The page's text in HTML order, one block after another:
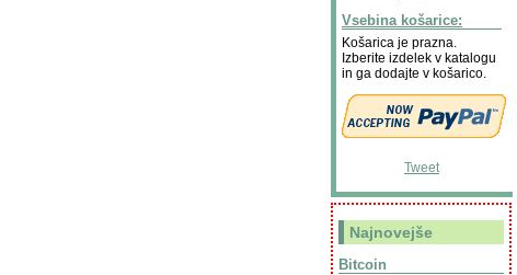
Vsebina košarice:
Košarica je prazna.
Izberite izdelek v katalogu
in ga dodajte v košarico.
Tweet
Najnovejše
Bitcoin